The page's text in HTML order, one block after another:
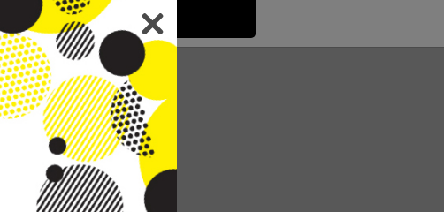
PRIJAVI SE
CC REAL